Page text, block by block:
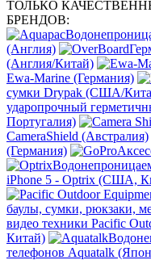
ТОЛЬКО
БРЕНДОВ:
(Англия)
(Англия/Китай)
Ewa-Marine (Германия)
сумки Drypak (США/
ударопрочный
Португалия)
CameraShield (Австралия)
(Германия)
iPhone 5 - Optrix (США,
баулы, сумки, рюкзаки,
видео техники Pacific
Китай)
телефонов Aquatalk